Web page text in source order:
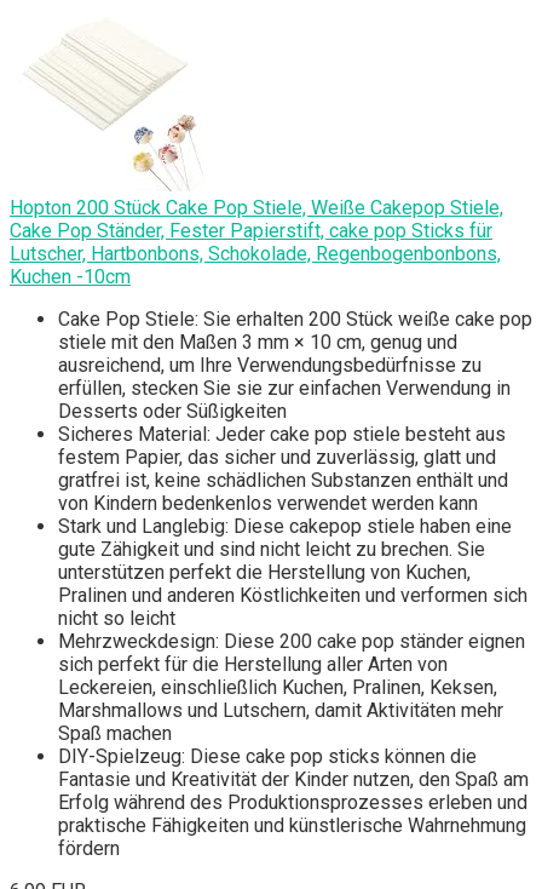
Hopton 200 Stück Cake Pop Stiele, Weiße Cakepop Stiele,
Cake Pop Ständer, Fester Papierstift, cake pop Sticks für
Lutscher, Hartbonbons, Schokolade, Regenbogenbonbons,
Kuchen -10cm
Cake Pop Stiele: Sie erhalten 200 Stück weiße cake pop
stiele mit den Maßen 3 mm × 10 cm, genug und
ausreichend, um Ihre Verwendungsbedürfnisse zu
erfüllen, stecken Sie sie zur einfachen Verwendung in
Desserts oder Süßigkeiten
Sicheres Material: Jeder cake pop stiele besteht aus
festem Papier, das sicher und zuverlässig, glatt und
gratfrei ist, keine schädlichen Substanzen enthält und
von Kindern bedenkenlos verwendet werden kann
Stark und Langlebig: Diese cakepop stiele haben eine
gute Zähigkeit und sind nicht leicht zu brechen. Sie
unterstützen perfekt die Herstellung von Kuchen,
Pralinen und anderen Köstlichkeiten und verformen sich
nicht so leicht
Mehrzweckdesign: Diese 200 cake pop ständer eignen
sich perfekt für die Herstellung aller Arten von
Leckereien, einschließlich Kuchen, Pralinen, Keksen,
Marshmallows und Lutschern, damit Aktivitäten mehr
Spaß machen
DIY-Spielzeug: Diese cake pop sticks können die
Fantasie und Kreativität der Kinder nutzen, den Spaß am
Erfolg während des Produktionsprozesses erleben und
praktische Fähigkeiten und künstlerische Wahrnehmung
fördern